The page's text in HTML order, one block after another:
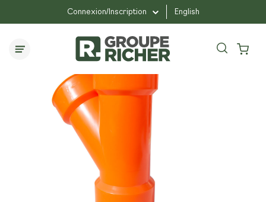
Connexion/Inscription English
«Y» de drain 100 mm